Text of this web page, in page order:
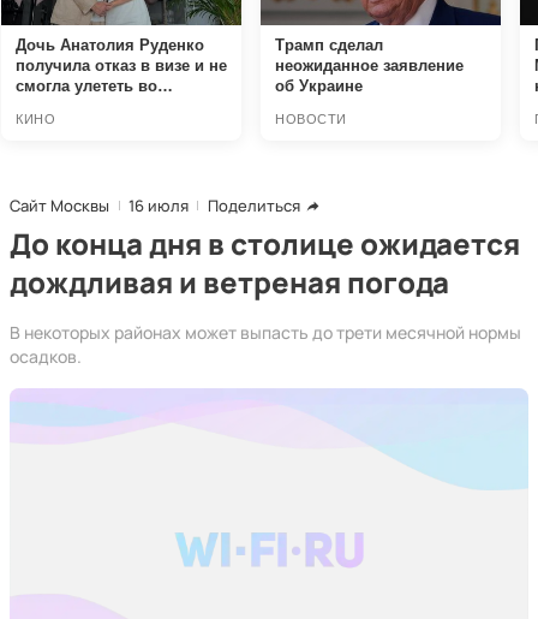
Сайт Москвы 16 июля Поделиться
До конца дня в столице ожидается
дождливая и ветреная погода
В некоторых районах может выпасть до трети месячной нормы
осадков.